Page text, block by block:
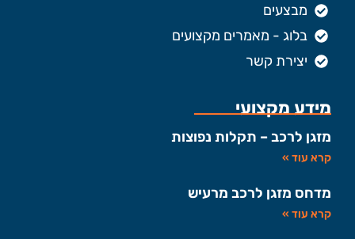
מבצעים
בלוג - מאמרים מקצועים
יצירת קשר
מידע מקצועי
מזגן לרכב – תקלות נפוצות
קרא עוד »
מדחס מזגן לרכב מרעיש
קרא עוד »